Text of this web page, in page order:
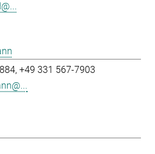
+49 331 567-7903